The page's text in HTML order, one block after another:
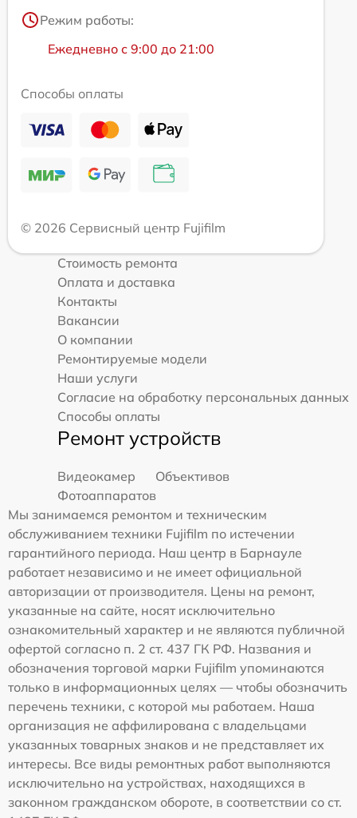
Режим работы:
Ежедневно с 9:00 до 21:00
Способы оплаты
© 2026 Сервисный центр Fujifilm
Стоимость ремонта
Оплата и доставка
Контакты
Вакансии
О компании
Ремонтируемые модели
Наши услуги
Согласие на обработку персональных данных
Способы оплаты
Ремонт устройств
Видеокамер
Объективов
Фотоаппаратов
Мы занимаемся ремонтом и техническим
обслуживанием техники Fujifilm по истечении
гарантийного периода. Наш центр в Барнауле
работает независимо и не имеет официальной
авторизации от производителя. Цены на ремонт,
указанные на сайте, носят исключительно
ознакомительный характер и не являются публичной
офертой согласно п. 2 ст. 437 ГК РФ. Названия и
обозначения торговой марки Fujifilm упоминаются
только в информационных целях — чтобы обозначить
перечень техники, с которой мы работаем. Наша
организация не аффилирована с владельцами
указанных товарных знаков и не представляет их
интересы. Все виды ремонтных работ выполняются
исключительно на устройствах, находящихся в
законном гражданском обороте, в соответствии со ст.